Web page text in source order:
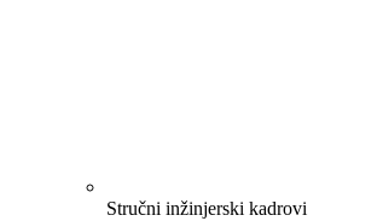
Stručni inžinjerski kadrovi